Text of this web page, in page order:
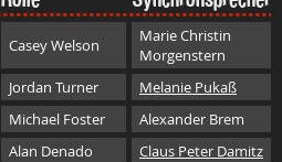
Casey Welson
Marie Christin
Morgenstern
Jordan Turner
Melanie Pukaß
Michael Foster
Alexander Brem
Alan Denado Claus Peter Damitz